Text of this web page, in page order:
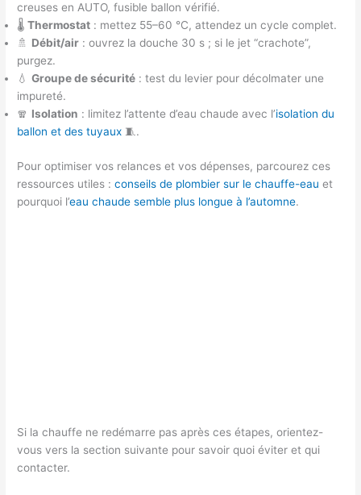
creuses en AUTO, fusible ballon vérifié.
🌡️Thermostat : mettez 55–60 °C, attendez un cycle complet.
🚿 Débit/air : ouvrez la douche 30 s ; si le jet “crachote”,
purgez.
💧Groupe de sécurité : test du levier pour décolmater une
impureté.
🧣 Isolation : limitez l’attente d’eau chaude avec l’isolation du
ballon et des tuyaux 🧵.
Pour optimiser vos relances et vos dépenses, parcourez ces
ressources utiles :conseils de plombier sur le chauffe-eau et
pourquoi l’eau chaude semble plus longue à l’automne.
Si la chauffe ne redémarre pas après ces étapes, orientez-
vous vers la section suivante pour savoir quoi éviter et qui
contacter.